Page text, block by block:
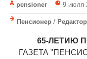
pensioner 9 июля
Пенсионер /
65-ЛЕТИЮ
ГАЗЕТА